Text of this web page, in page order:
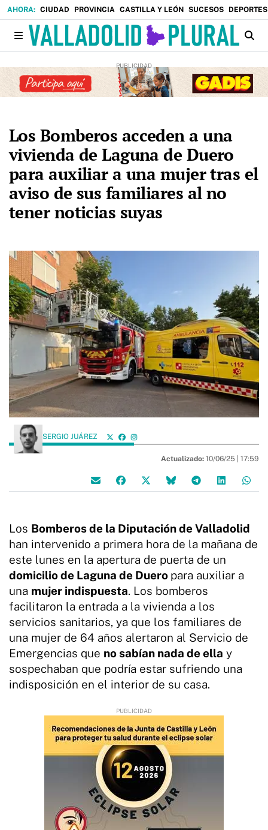
CIUDAD PROVINCIA CASTILLA Y LEÓN SUCESOS DEPORTES
Los Bomberos acceden a una
vivienda de Laguna de Duero
para auxiliar a una mujer tras el
aviso de sus familiares al no
tener noticias suyas
SERGIO JUÁREZ
Actualizado: 10/06/25 | 17:59
Los Bomberos de la Diputación de Valladolid
han intervenido a primera hora de la mañana de
este lunes en la apertura de puerta de un
domicilio de Laguna de Duero para auxiliar a
una mujer indispuesta. Los bomberos
facilitaron la entrada a la vivienda a los
servicios sanitarios, ya que los familiares de
una mujer de 64 años alertaron al Servicio de
Emergencias que no sabían nada de ella y
sospechaban que podría estar sufriendo una
indisposición en el interior de su casa.